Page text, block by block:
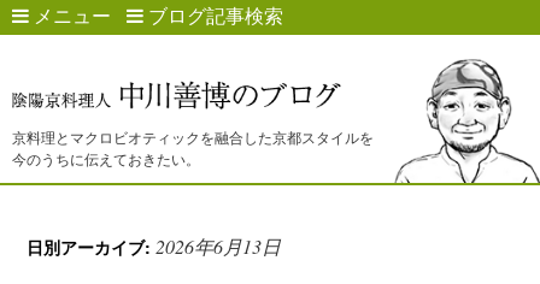
メニュー ブログ記事検索
京料理とマクロビオティックを融合した京都スタイルを
今のうちに伝えておきたい。
日別アーカイブ:2026年6月13日